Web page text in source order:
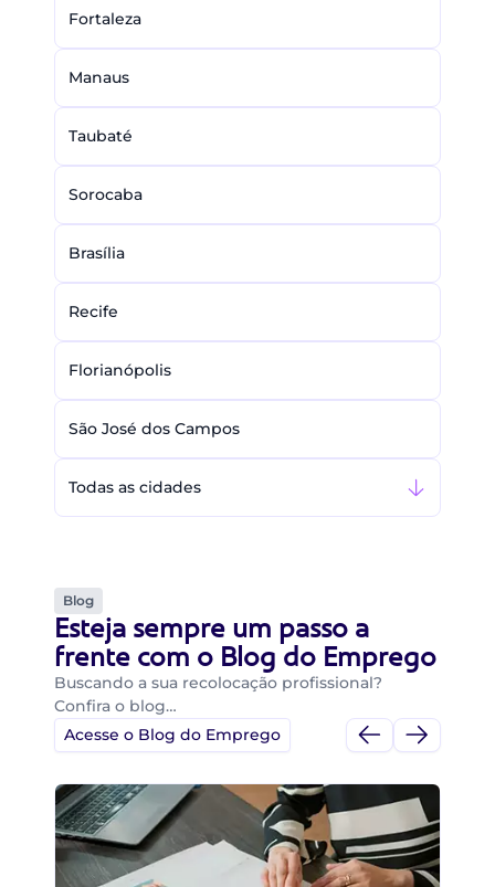
Fortaleza
Manaus
Taubaté
Sorocaba
Brasília
Recife
Florianópolis
São José dos Campos
Todas as cidades
Blog
Esteja sempre um passo a
frente com o Blog do Emprego
Buscando a sua recolocação profissional?
Confira o blog…
Acesse o Blog do Emprego